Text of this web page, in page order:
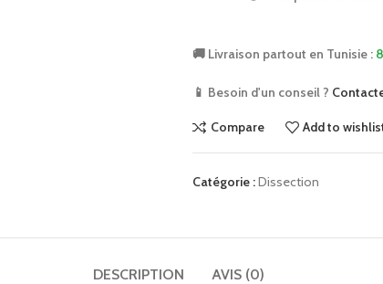
🚚 Livraison partout en Tunisie :
📱 Besoin d'un conseil ?
Compare Add to
Catégorie :Dissection
DESCRIPTION AVIS (0)